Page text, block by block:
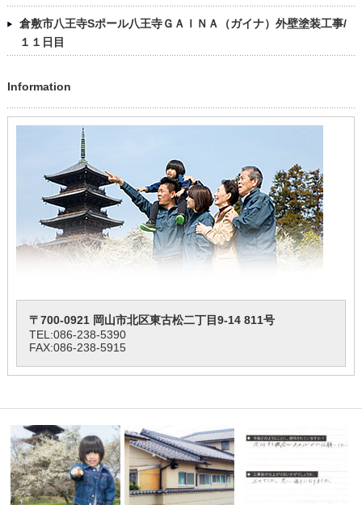
倉敷市八王寺Sポール八王寺ＧＡＩＮＡ（ガイナ）外壁塗装工事/
１１日目
Information
〒700-0921 岡山市北区東古松二丁目9-14 811号
TEL:086-238-5390
FAX:086-238-5915